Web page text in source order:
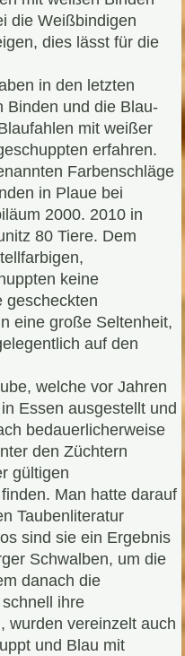
die Weißbindigen
dies lässt für die
in den letzten
Binden und die Blau-
mit weißer
erfahren.
Farbenschläge
in Plaue bei
2000. 2010 in
80 Tiere. Dem
keine
gescheckten
eine große Seltenheit,
auf den
welche vor Jahren
Essen ausgestellt und
bedauerlicherweise
den Züchtern
gültigen
Man hatte darauf
Taubenliteratur
sind sie ein Ergebnis
Schwalben, um die
danach die
ihre
wurden vereinzelt auch
und Blau mit